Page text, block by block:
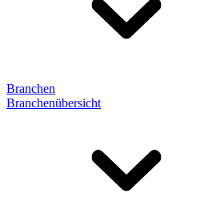
Branchen
Branchenübersicht